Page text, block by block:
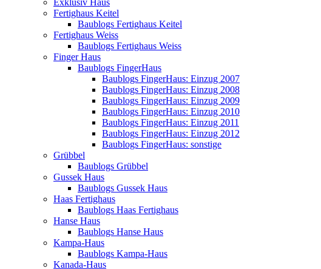
Exklusiv Haus
Fertighaus Keitel
Baublogs Fertighaus Keitel
Fertighaus Weiss
Baublogs Fertighaus Weiss
Finger Haus
Baublogs FingerHaus
Baublogs FingerHaus: Einzug 2007
Baublogs FingerHaus: Einzug 2008
Baublogs FingerHaus: Einzug 2009
Baublogs FingerHaus: Einzug 2010
Baublogs FingerHaus: Einzug 2011
Baublogs FingerHaus: Einzug 2012
Baublogs FingerHaus: sonstige
Grübbel
Baublogs Grübbel
Gussek Haus
Baublogs Gussek Haus
Haas Fertighaus
Baublogs Haas Fertighaus
Hanse Haus
Baublogs Hanse Haus
Kampa-Haus
Baublogs Kampa-Haus
Kanada-Haus